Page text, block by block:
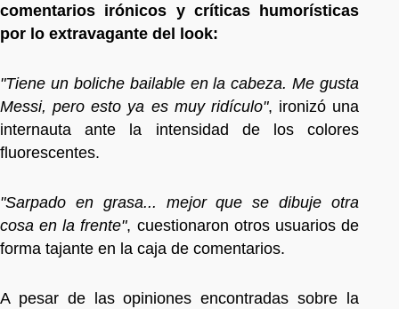
comentarios irónicos y críticas humorísticas
por lo extravagante del look:
"Tiene un boliche bailable en la cabeza. Me gusta
Messi, pero esto ya es muy ridículo", ironizó una
internauta ante la intensidad de los colores
fluorescentes.
"Sarpado en grasa... mejor que se dibuje otra
cosa en la frente", cuestionaron otros usuarios de
forma tajante en la caja de comentarios.
A pesar de las opiniones encontradas sobre la